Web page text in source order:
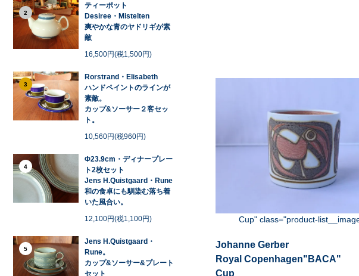
2
ティーポット
Desiree・Mistelten
爽やかな青のヤドリギが素
敵
16,500円(税1,500円)
3
Rorstrand・Elisabeth
ハンドペイントのラインが
素敵。
カップ&ソーサー２客セッ
ト。
10,560円(税960円)
4
Φ23.9cm・ディナープレー
ト2枚セット
Jens H.Quistgaard・Rune
和の食卓にも馴染む落ち着
いた風合い。
12,100円(税1,100円)
5
Jens H.Quistgaard・
Rune。
カップ&ソーサー&プレート
セット
Cup" class="product-
Johanne Gerber
Royal Copenhagen"BACA"
Cup